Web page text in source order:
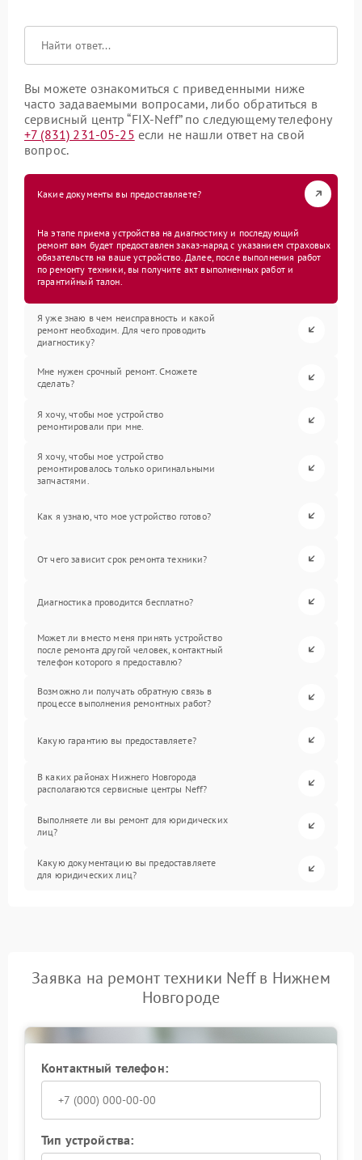
Вы можете ознакомиться с приведенными ниже
часто задаваемыми вопросами, либо обратиться в
сервисный центр “FIX-Neff” по следующему телефону
+7 (831) 231-05-25 если не нашли ответ на свой
вопрос.
Какие документы вы предоставляете?
На этапе приема устройства на диагностику и последующий
ремонт вам будет предоставлен заказ-наряд с указанием страховых
обязательств на ваше устройство. Далее, после выполнения работ
по ремонту техники, вы получите акт выполненных работ и
гарантийный талон.
Я уже знаю в чем неисправность и какой
ремонт необходим. Для чего проводить
диагностику?
Мне нужен срочный ремонт. Сможете
сделать?
Я хочу, чтобы мое устройство
ремонтировали при мне.
Я хочу, чтобы мое устройство
ремонтировалось только оригинальными
запчастями.
Как я узнаю, что мое устройство готово?
От чего зависит срок ремонта техники?
Диагностика проводится бесплатно?
Может ли вместо меня принять устройство
после ремонта другой человек, контактный
телефон которого я предоставлю?
Возможно ли получать обратную связь в
процессе выполнения ремонтных работ?
Какую гарантию вы предоставляете?
В каких районах Нижнего Новгорода
располагаются сервисные центры Neff?
Выполняете ли вы ремонт для юридических
лиц?
Какую документацию вы предоставляете
для юридических лиц?
Заявка на ремонт техники Neff в Нижнем
Новгороде
Контактный телефон:
Тип устройства: